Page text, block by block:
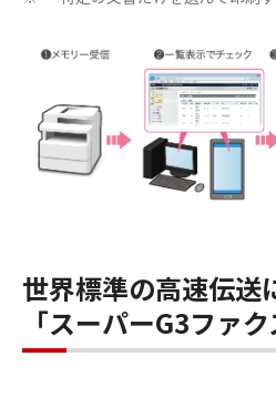
世界標準の高速伝送
「スーパーG3ファク